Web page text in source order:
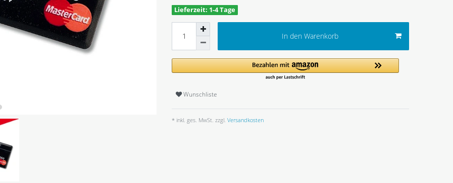
Lieferzeit: 1-4 Tage
In den Warenkorb
Wunschliste
* inkl. ges. MwSt. zzgl. Versandkosten